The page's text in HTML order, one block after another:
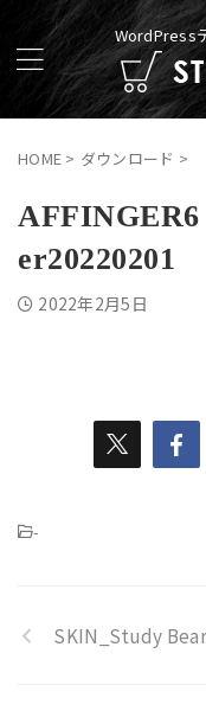
WordPress
HOME > ダウンロード >
er20220201
2022年2月5日
-
SKIN_Study